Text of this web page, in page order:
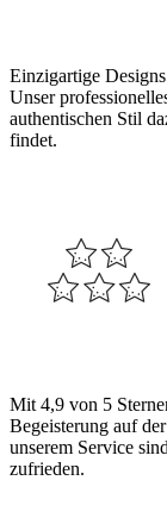
Einzigartige Designs
Unser
authentischen Stil
findet.
Mit 4,9 von 5
Begeisterung auf
unserem Service
zufrieden.